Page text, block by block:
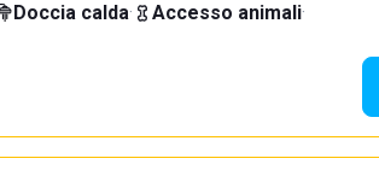
Doccia calda· Accesso animali·